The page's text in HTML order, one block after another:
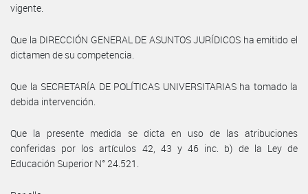
vigente.
Que la DIRECCIÓN GENERAL DE ASUNTOS JURÍDICOS ha emitido el
dictamen de su competencia.
Que la SECRETARÍA DE POLÍTICAS UNIVERSITARIAS ha tomado la
debida intervención.
Que la presente medida se dicta en uso de las atribuciones
conferidas por los artículos 42, 43 y 46 inc. b) de la Ley de
Educación Superior N° 24.521.